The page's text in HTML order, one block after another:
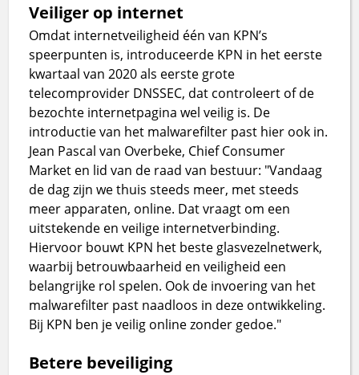
Veiliger op internet
Omdat internetveiligheid één van KPN’s
speerpunten is, introduceerde KPN in het eerste
kwartaal van 2020 als eerste grote
telecomprovider DNSSEC, dat controleert of de
bezochte internetpagina wel veilig is. De
introductie van het malwarefilter past hier ook in.
Jean Pascal van Overbeke, Chief Consumer
Market en lid van de raad van bestuur: "Vandaag
de dag zijn we thuis steeds meer, met steeds
meer apparaten, online. Dat vraagt om een
uitstekende en veilige internetverbinding.
Hiervoor bouwt KPN het beste glasvezelnetwerk,
waarbij betrouwbaarheid en veiligheid een
belangrijke rol spelen. Ook de invoering van het
malwarefilter past naadloos in deze ontwikkeling.
Bij KPN ben je veilig online zonder gedoe."
Betere beveiliging